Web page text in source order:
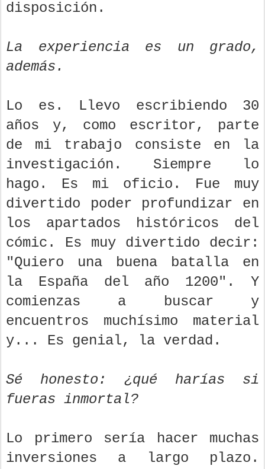
disposición.
La experiencia es un grado,
además.
Lo es. Llevo escribiendo 30
años y, como escritor, parte
de mi trabajo consiste en la
investigación. Siempre lo
hago. Es mi oficio. Fue muy
divertido poder profundizar en
los apartados históricos del
cómic. Es muy divertido decir:
"Quiero una buena batalla en
la España del año 1200". Y
comienzas a buscar y
encuentros muchísimo material
y... Es genial, la verdad.
Sé honesto: ¿qué harías si
fueras inmortal?
Lo primero sería hacer muchas
inversiones a largo plazo.